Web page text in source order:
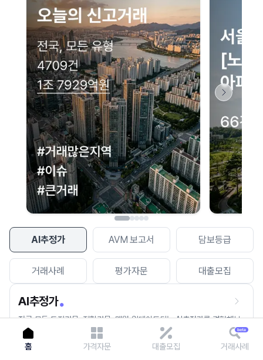
AI추정가 AVM 보고서 담보등급
거래사례 평가자문 대출모집
AI추정가
전국 모든 토지건물, 집합건물, 매월 업데이트되는 AI추정가를 경험해보
세요.
네이버 지도 연결 안내
현재 네이버 지도 연결이 원활하지 않아 지도를 불러올 수 없습니다.
이용에 불편을 드려 죄송합니다.
다시 시도
홈 가격자문 대출모집 거래사례